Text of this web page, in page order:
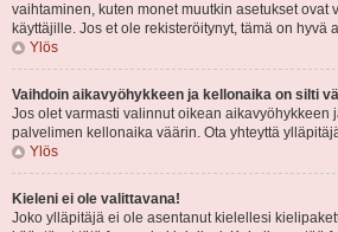
vaihtaminen, kuten monet muutkin asetukset ovat
käyttäjille. Jos et ole rekisteröitynyt, tämä on hyvä
Ylös
Vaihdoin aikavyöhykkeen ja kellonaika on silti
Jos olet varmasti valinnut oikean aikavyöhykkeen
palvelimen kellonaika väärin. Ota yhteyttä
Ylös
Kieleni ei ole valittavana!
Joko ylläpitäjä ei ole asentanut kielellesi